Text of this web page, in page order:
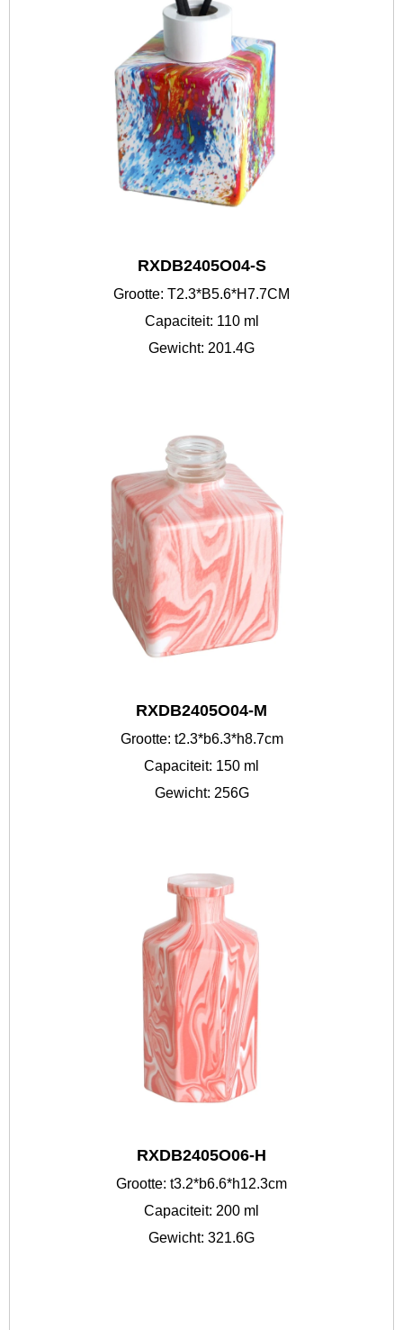
RXDB2405O04-S
Grootte: T2.3*B5.6*H7.7CM
Capaciteit: 110 ml
Gewicht: 201.4G
RXDB2405O04-M
Grootte: t2.3*b6.3*h8.7cm
Capaciteit: 150 ml
Gewicht: 256G
RXDB2405O06-H
Grootte: t3.2*b6.6*h12.3cm
Capaciteit: 200 ml
Gewicht: 321.6G